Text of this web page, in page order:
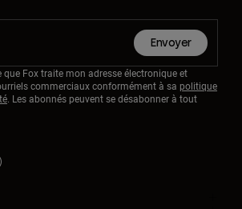
Envoyer
que Fox traite mon adresse électronique et
commerciaux conformément à sa politique
. Les abonnés peuvent se désabonner à tout